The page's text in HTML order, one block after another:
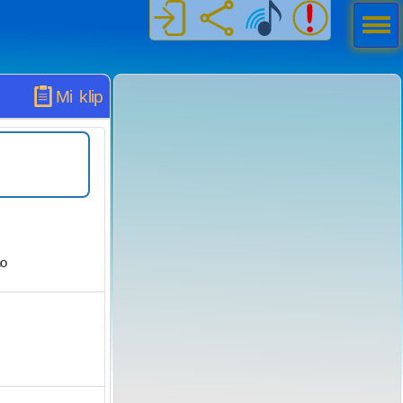
Mi klip
Men
ú